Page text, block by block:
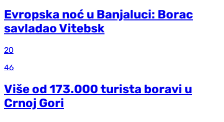
Evropska noć u Banjaluci: Borac
savladao Vitebsk
20
46
Više od 173.000 turista boravi u
Crnoj Gori